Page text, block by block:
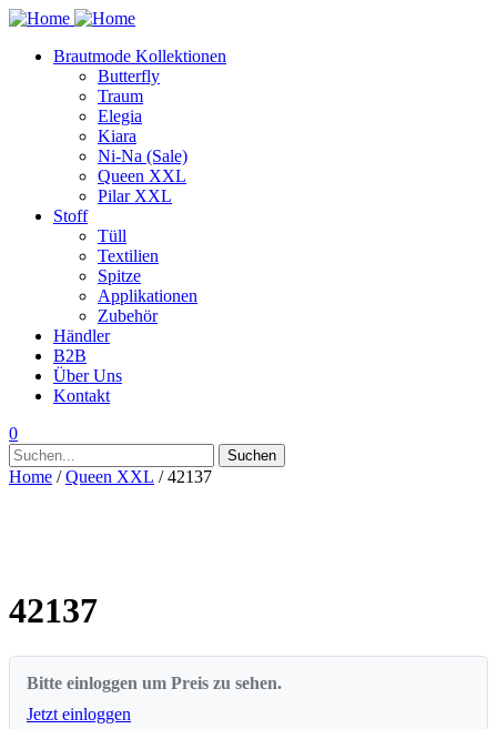
Brautmode Kollektionen
Butterfly
Traum
Elegia
Kiara
Ni-Na (Sale)
Queen XXL
Pilar XXL
Stoff
Tüll
Textilien
Spitze
Applikationen
Zubehör
Händler
B2B
Über Uns
Kontakt
0
Suchen
nach:
Suchen
Home /Queen XXL / 42137
42137
Bitte einloggen um Preis zu sehen.
Jetzt einloggen